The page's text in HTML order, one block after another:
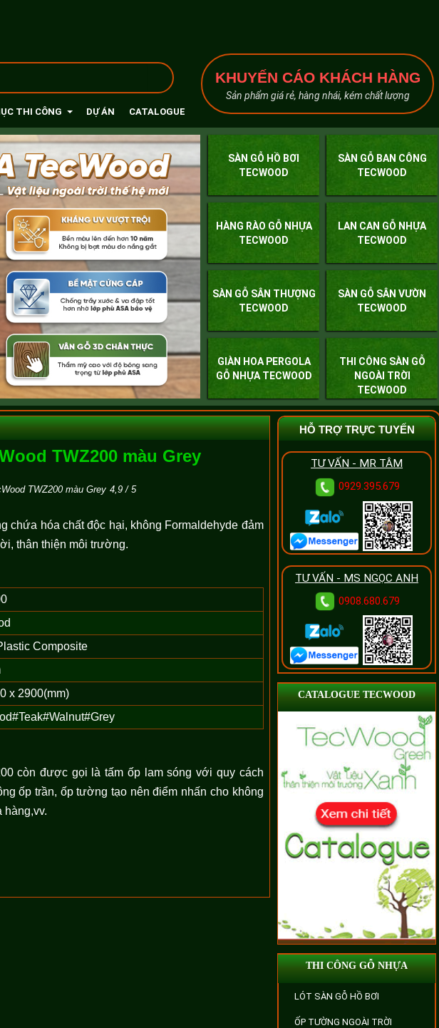
THI CÔNG DỰ ÁN CATALOGUE
KHUYẾN CÁO KHÁCH HÀNG
Sản phẩm giá rẻ, hàng nhái, kém chất lượng
SÀN GỖ HỒ BƠI
TECWOOD
SÀN GỖ BAN CÔNG
TECWOOD
HÀNG RÀO GỖ NHỰA
TECWOOD
LAN CAN GỖ NHỰA
TECWOOD
SÀN GỖ SÂN THƯỢNG
TECWOOD
SÀN GỖ SÂN VƯỜN
TECWOOD
GIÀN HOA PERGOLA
GỖ NHỰA TECWOOD
THI CÔNG SÀN GỖ
NGOÀI TRỜI
TECWOOD
TWZ200 màu Grey
TWZ200 màu Grey 4,9 /5
chứa hóa chất độc hại, không Formaldehyde đảm
thân thiện môi trường.
Composite
x 2900(mm)
còn được gọi là tấm ốp lam sóng với quy cách
ốp trần, ốp tường tạo nên điểm nhấn cho không
hàng,vv.
HỖ TRỢ TRỰC TUYẾN
TƯ VẤN - MR TÂM
0929.395.679
TƯ VẤN - MS NGỌC ANH
0908.680.679
CATALOGUE TECWOOD
THI CÔNG GỖ NHỰA
LÓT SÀN GỖ HỒ BƠI
ỐP TƯỜNG NGOÀI TRỜI